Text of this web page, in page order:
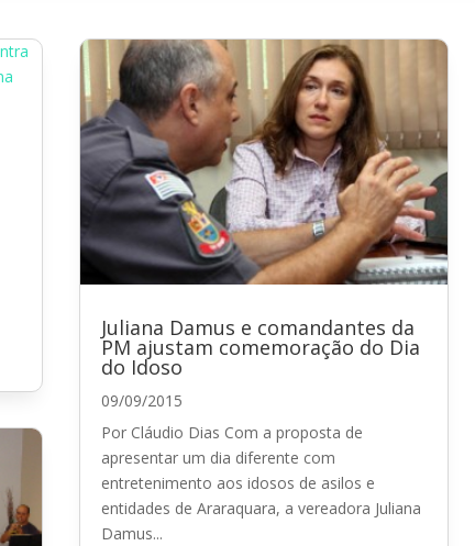
Juliana Damus e comandantes da
PM ajustam comemoração do Dia
do Idoso
09/09/2015
Por Cláudio Dias Com a proposta de
apresentar um dia diferente com
entretenimento aos idosos de asilos e
entidades de Araraquara, a vereadora Juliana
Damus...